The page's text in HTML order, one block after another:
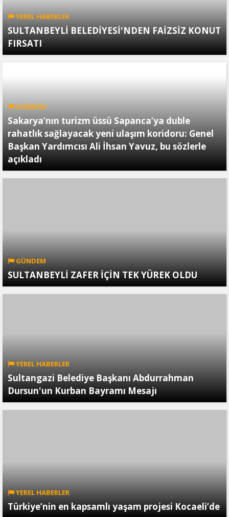
YEREL HABERLER
SULTANBEYLİ BELEDİYESİ'NDEN FAİZSİZ KONUT
FIRSATI
GÜNDEM
Sakarya’nın turizm üssü Sapanca’ya duble
rahatlık sağlayacak yeni ulaşım koridoru: Genel
Başkan Yardımcısı Ali İhsan Yavuz, bu sözlerle
açıkladı
GÜNDEM
SULTANBEYLİ ZAFER İÇİN TEK YÜREK OLDU
YEREL HABERLER
Sultangazi Belediye Başkanı Abdurrahman
Dursun'un Kurban Bayramı Mesajı
YEREL HABERLER
Türkiye’nin en kapsamlı yaşam projesi Kocaeli’de